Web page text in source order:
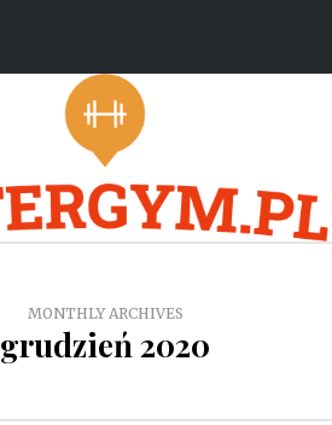
MONTHLY ARCHIVES
grudzień 2020